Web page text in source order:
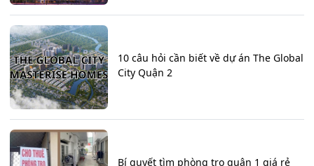
10 câu hỏi cần biết về dự án The Global
City Quận 2
Bí quyết tìm phòng trọ quận 1 giá rẻ